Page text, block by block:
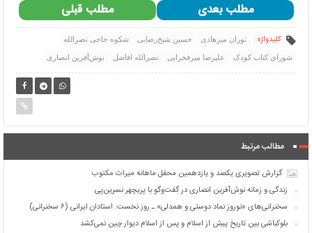
مطلب قبلی مطلب بعدی
کلیدواژه : توران میرهادی حسین شیخ‌رضایی شکوه حاجی نصرالله
شورای کتاب کودک علیرضا میرفخرایی نصرالله افاضل نوش‌آفرین انصاری
مطالب مرتبط
گزارش تصویری یکصد و یازدهمین محفل ماهانه میراث مکتوب
زندگی و زمانه نوش‌آفرین انصاری در گفت‌وگو با پریچهر نسرین‌پی
سخنرانی‌های «نوروز نماد دوستی و همدلی» ـ روز نخست: استادان ایرانی (۶ سخنرانی)
بلوکباشی بین تاریخ پیش از اسلام و پس از اسلام دیوار چین نمی‌کشد